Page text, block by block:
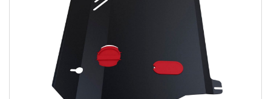
Slide 1 of 9